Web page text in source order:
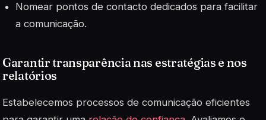
Nomear pontos de contacto dedicados para facilitar
a comunicação.
Garantir transparência nas estratégias e nos
relatórios
Estabelecemos processos de comunicação eficientes